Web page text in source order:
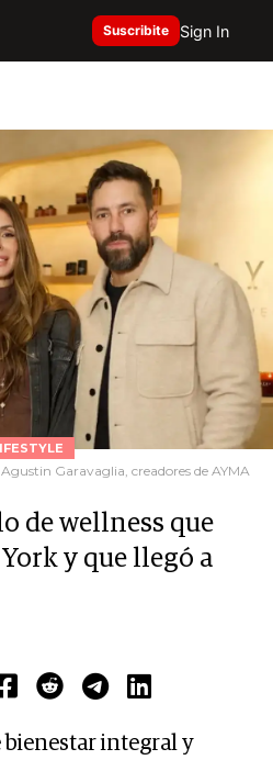
Suscribite Sign In
Garavaglia, creadores de AYMA
de wellness que
y que llegó a
integral y